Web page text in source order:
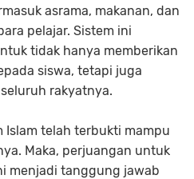
asrama, makanan, dan
pelajar. Sistem ini
tidak hanya memberikan
siswa, tetapi juga
rakyatnya.
Islam telah terbukti mampu
Maka, perjuangan untuk
menjadi tanggung jawab